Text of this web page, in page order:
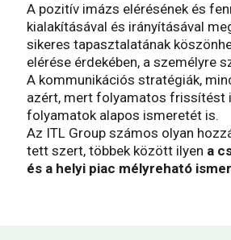
A pozitív imázs elérésének és
kialakításával és irányításával
sikeres tapasztalatának
elérése érdekében, a személyre
A kommunikációs stratégiák,
azért, mert folyamatos frissítést
folyamatok alapos ismeretét is.
Az ITL Group számos olyan
tett szert, többek között ilyen a
és a helyi piac mélyreható